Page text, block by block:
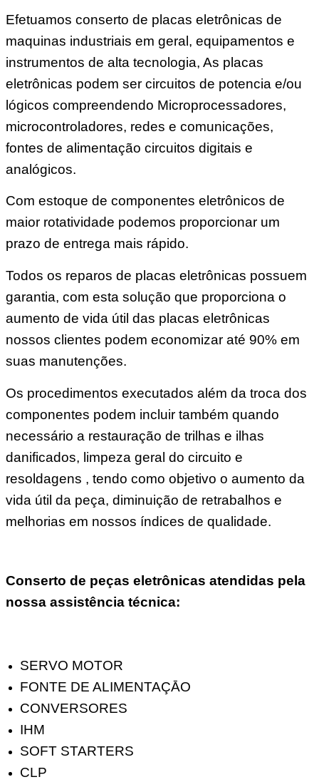
Efetuamos conserto de placas eletrônicas de
maquinas industriais em geral, equipamentos e
instrumentos de alta tecnologia, As placas
eletrônicas podem ser circuitos de potencia e/ou
lógicos compreendendo Microprocessadores,
microcontroladores, redes e comunicações,
fontes de alimentação circuitos digitais e
analógicos.
Com estoque de componentes eletrônicos de
maior rotatividade podemos proporcionar um
prazo de entrega mais rápido.
Todos os reparos de placas eletrônicas possuem
garantia, com esta solução que proporciona o
aumento de vida útil das placas eletrônicas
nossos clientes podem economizar até 90% em
suas manutenções.
Os procedimentos executados além da troca dos
componentes podem incluir também quando
necessário a restauração de trilhas e ilhas
danificados, limpeza geral do circuito e
resoldagens , tendo como objetivo o aumento da
vida útil da peça, diminuição de retrabalhos e
melhorias em nossos índices de qualidade.
Conserto de peças eletrônicas atendidas pela
nossa assistência técnica:
SERVO MOTOR
FONTE DE ALIMENTAÇĀO
CONVERSORES
IHM
SOFT STARTERS
CLP